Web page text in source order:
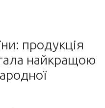
продукція
найкращою